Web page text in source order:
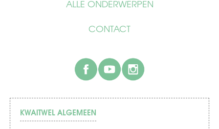
ALLE ONDERWERPEN
CONTACT
facebook
KWAITWEL ALGEMEEN